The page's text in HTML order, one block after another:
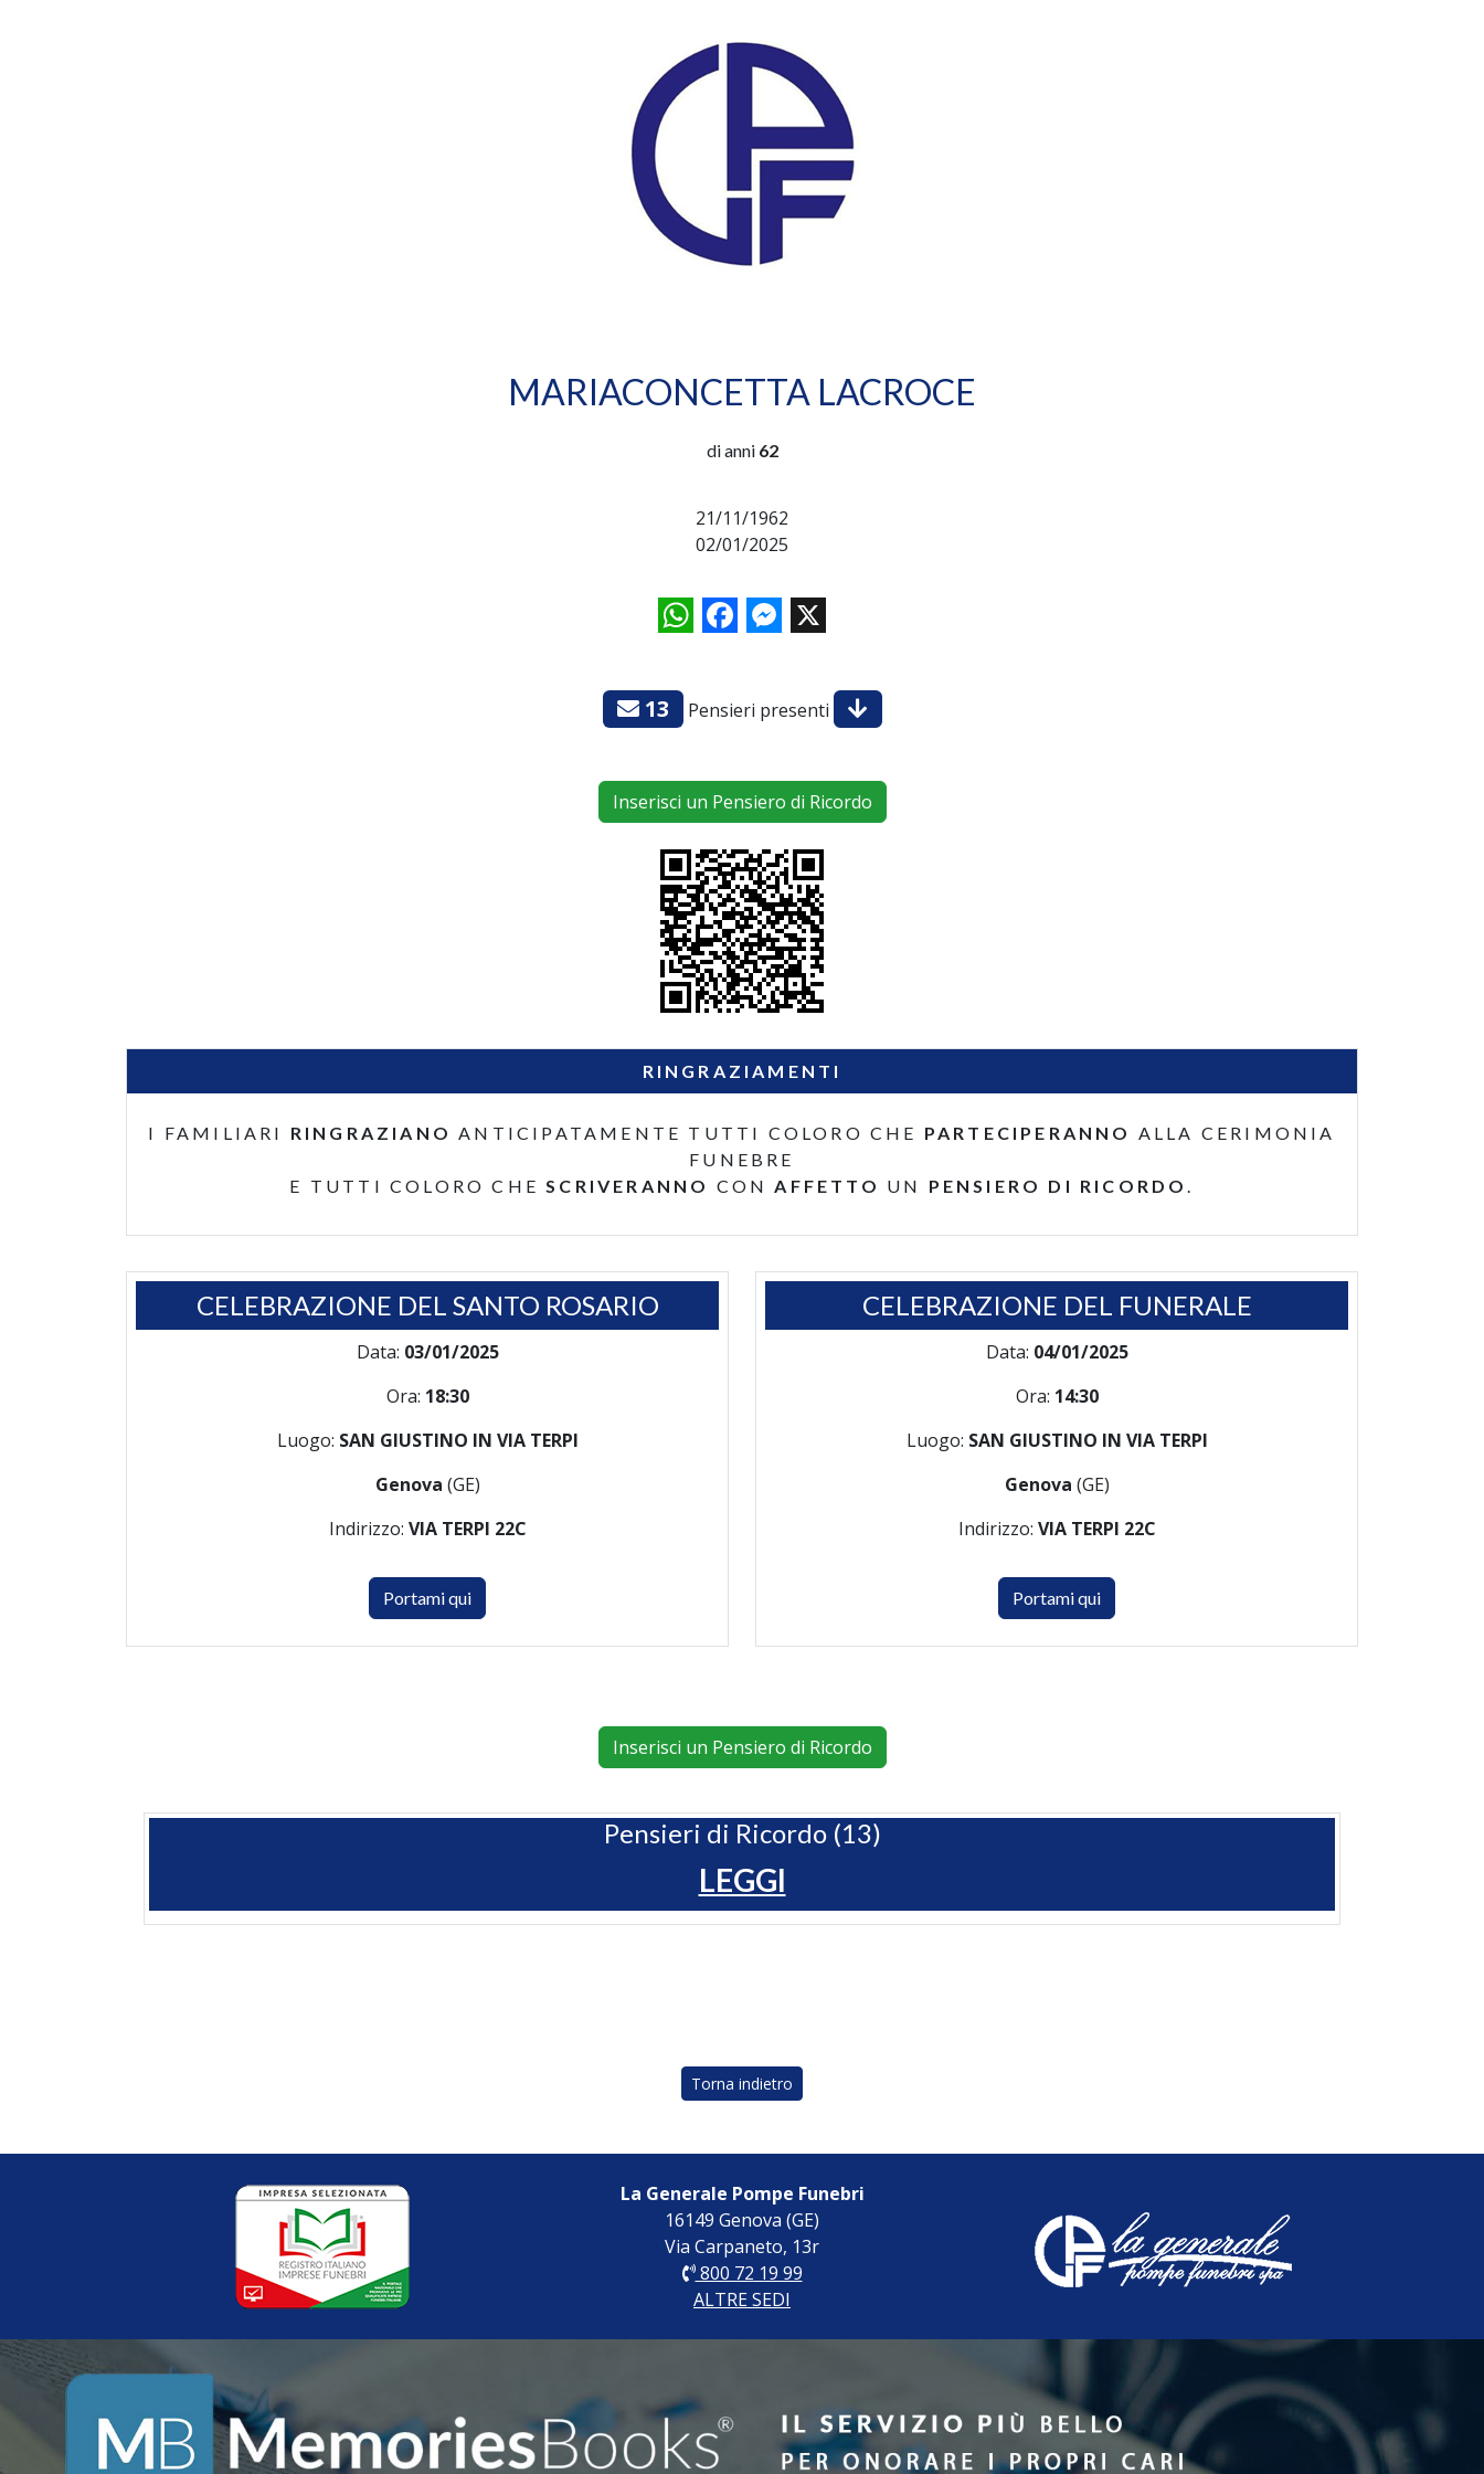
MARIACONCETTA LACROCE
di anni 62
21/11/1962
02/01/2025
WhatsAppFacebookMessenger
X
13 Pensieri presenti
Inserisci un Pensiero di Ricordo
RINGRAZIAMENTI
I FAMILIARI RINGRAZIANO ANTICIPATAMENTE TUTTI COLORO CHE PARTECIPERANNO ALLA CERIMONIA
FUNEBRE
E TUTTI COLORO CHESCRIVERANNO CONAFFETTO UN PENSIERO DI RICORDO.
CELEBRAZIONE DEL SANTO ROSARIO
Data: 03/01/2025
Ora: 18:30
Luogo: SAN GIUSTINO IN VIA TERPI
Genova (GE)
Indirizzo: VIA TERPI 22C
Portami qui
CELEBRAZIONE DEL FUNERALE
Data: 04/01/2025
Ora: 14:30
Luogo: SAN GIUSTINO IN VIA TERPI
Genova (GE)
Indirizzo: VIA TERPI 22C
Portami qui
Inserisci un Pensiero di Ricordo
Pensieri di Ricordo (13)
LEGGI
Torna indietro
La Generale Pompe Funebri
16149 Genova (GE)
Via Carpaneto, 13r
800 72 19 99
ALTRE SEDI